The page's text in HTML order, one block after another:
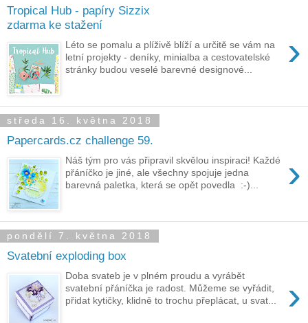
Tropical Hub - papíry Sizzix
zdarma ke stažení
›
Léto se pomalu a plíživě blíží a určitě se vám na
letní projekty - deníky, minialba a cestovatelské
stránky budou veselé barevné designové...
středa 16. května 2018
Papercards.cz challenge 59.
›
Náš tým pro vás připravil skvělou inspiraci! Každé
přáníčko je jiné, ale všechny spojuje jedna
barevná paletka, která se opět povedla :-)...
pondělí 7. května 2018
Svatební exploding box
›
Doba svateb je v plném proudu a vyrábět
svatební přáníčka je radost. Můžeme se vyřádit,
přidat kytičky, klidně to trochu přeplácat, u svat...